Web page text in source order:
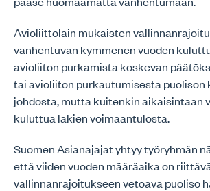
Avioliittolain mukaisten
vanhentuvan kymmenen vuoden
avioliiton purkamista koskevan
tai avioliiton purkautumisesta puolison
johdosta, mutta kuitenkin aikaisintaan
kuluttua lakien voimaantulosta.
Suomen Asianajajat yhtyy työryhmän
että viiden vuoden määräaika on
vallinnanrajoitukseen vetoava puoliso